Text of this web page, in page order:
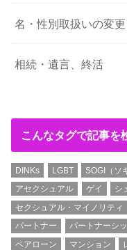
名・性別取扱いの変更
相続・遺言、終活
こんなタグで記事を
DINKs LGBT SOGI（ソ
アセクシュアル
ゲイ シ
セクシュアル・マイノリティ
パートナー
パートナーシ
ペアローン
マンション